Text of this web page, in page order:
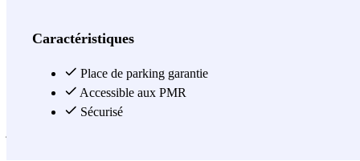
d’un mètre. HORAIRES DU TRANSFERT DE 9H00 À 13H30
À NOVEMBRE – LE RESTE DE L’ANNÉE DE 9H00 À 15H00
Le trajet du parking à San Marco prendra environ 25 minutes. Un
point important à considérer est que le parking est limité à une seule
Caractéristiques
Place de parking garantie
Accessible aux PMR
Sécurisé